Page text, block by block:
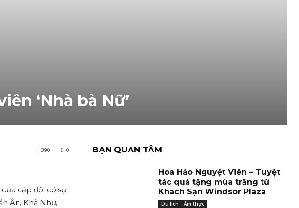
‘Nhà bà Nữ’
0
390
của cặp đôi có sự
Ân, Khả Như,
BẠN QUAN TÂM
Hoa Hảo Nguyệt Viên – Tuyệt
tác quà tặng mùa trăng từ
Khách Sạn Windsor Plaza
Du lịch - Ẩm thực